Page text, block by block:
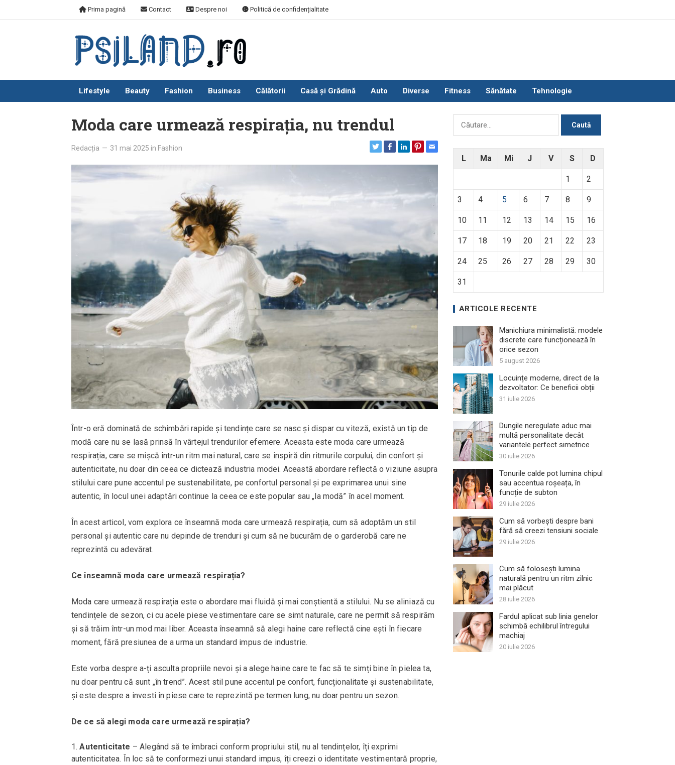
Prima pagină Contact Despre noi Politică de confidențialitate
Lifestyle Beauty Fashion Business Călătorii Casă și Grădină Auto Diverse Fitness Sănătate Tehnologie
Moda care urmează respirația, nu trendul
Redacția — 31 mai 2025 in Fashion
Într-o eră dominată de schimbări rapide și tendințe care se nasc și dispar cu viteză, există un tip de
modă care nu se lasă prinsă în vârtejul trendurilor efemere. Aceasta este moda care urmează
respirația, care se mișcă într-un ritm mai natural, care se inspiră din ritmurile corpului, din confort și
autenticitate, nu doar din ceea ce dictează industria modei. Această abordare reflectă o viziune asupra
stilului care pune accentul pe sustenabilitate, pe confortul personal și pe exprimarea unui sine
autentic, în locul unei adaptări continue la ceea ce este popular sau „la modă” în acel moment.
În acest articol, vom explora ce înseamnă moda care urmează respirația, cum să adoptăm un stil
personal și autentic care nu depinde de trenduri și cum să ne bucurăm de o garderobă care ne
reprezintă cu adevărat.
Ce înseamnă moda care urmează respirația?
Moda care urmează respirația este o abordare mai fluidă și mai conștientă a stilului. Nu se aliniază cu
tendințele de sezon, ci cu acele piese vestimentare care se simt naturale, care ne permit să respirăm
și să trăim într-un mod mai liber. Aceasta înseamnă să alegi haine care reflectă cine ești în fiecare
moment, fără presiunea de a urma un standard impus de industrie.
Este vorba despre a-ți asculta propriile nevoi și a alege haine care te fac să te simți bine în pielea ta,
nu doar pentru că sunt „în trend”. Acest stil pune accentul pe confort, funcționalitate și sustenabilitate,
și este despre a investi în piese care te reprezintă pe termen lung, nu doar pentru un sezon.
De ce să alegi moda care urmează respirația?
Autenticitate – Alegând să te îmbraci conform propriului stil, nu al tendințelor, îți exprimi
autenticitatea. În loc să te conformezi unui standard impus, îți creezi o identitate vestimentară proprie,
Caută
L Ma Mi J V S D
1 2
3 4 5 6 7 8 9
10 11 12 13 14 15 16
17 18 19 20 21 22 23
24 25 26 27 28 29 30
31
ARTICOLE RECENTE
Manichiura minimalistă: modele
discrete care funcționează în
orice sezon
5 august 2026
Locuințe moderne, direct de la
dezvoltator: Ce beneficii obții
31 iulie 2026
Dungile neregulate aduc mai
multă personalitate decât
variantele perfect simetrice
30 iulie 2026
Tonurile calde pot lumina chipul
sau accentua roșeața, în
funcție de subton
29 iulie 2026
Cum să vorbești despre bani
fără să creezi tensiuni sociale
29 iulie 2026
Cum să folosești lumina
naturală pentru un ritm zilnic
mai plăcut
28 iulie 2026
Fardul aplicat sub linia genelor
schimbă echilibrul întregului
machiaj
20 iulie 2026